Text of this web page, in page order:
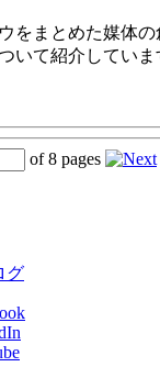
をまとめた媒体
いて紹介してい
of 8 pages
グ